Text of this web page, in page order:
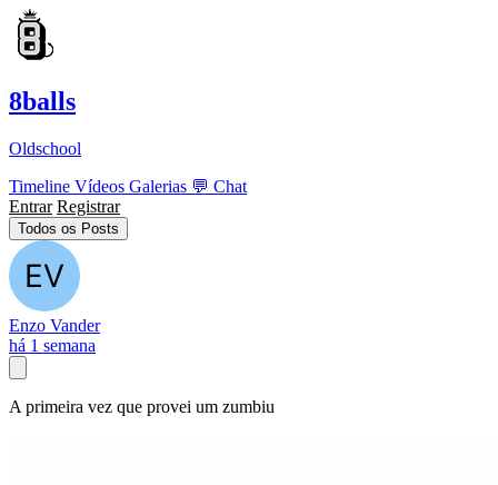
8balls
Oldschool
Timeline Vídeos Galerias 💬 Chat
Entrar Registrar
Todos os Posts
Enzo Vander
há 1 semana
A primeira vez que provei um zumbiu